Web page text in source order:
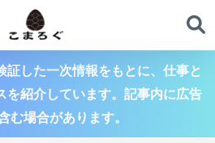
証した一次情報をもとに、仕事と
を紹介しています。記事内に広告
む場合があります。